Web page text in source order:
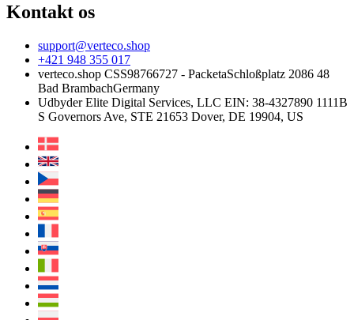
Kontakt os
support@verteco.shop
+421 948 355 017
verteco.shop CSS98766727 - PacketaSchloßplatz 2086 48
Bad BrambachGermany
Udbyder Elite Digital Services, LLC EIN: 38-4327890 1111B
S Governors Ave, STE 21653 Dover, DE 19904, US